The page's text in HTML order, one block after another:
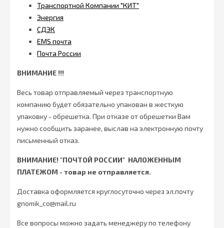
Транспортной Компании "КИТ"
Энергия
СДЭК
EMS почта
Почта России
ВНИМАНИЕ !!!
Весь товар отправляемый через транспортную
компанию будет обязательно упакован в жесткую
упаковку - обрешетка. При отказе от обрешетки Вам
нужно сообщить заранее, выслав на электронную почту
письменный отказ.
ВНИМАНИЕ!"ПОЧТОЙ РОССИИ" НАЛОЖЕННЫМ
ПЛАТЕЖОМ - товар не отправляется.
Доставка оформляется круглосуточно через эл.почту
gnomik_co@mail.ru
Все вопросы можно задать менеджеру по телефону